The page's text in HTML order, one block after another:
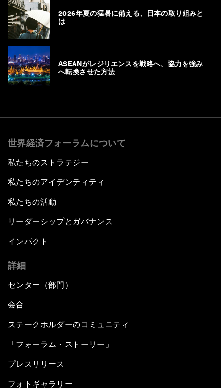
2026年夏の猛暑に備える、日本の取り組みと
は
ASEANがレジリエンスを戦略へ、協力を強み
へ転換させた方法
世界経済フォーラムについて
私たちのストラテジー
私たちのアイデンティティ
私たちの活動
リーダーシップとガバナンス
インパクト
詳細
センター（部門）
会合
ステークホルダーのコミュニティ
「フォーラム・ストーリー」
プレスリリース
フォトギャラリー